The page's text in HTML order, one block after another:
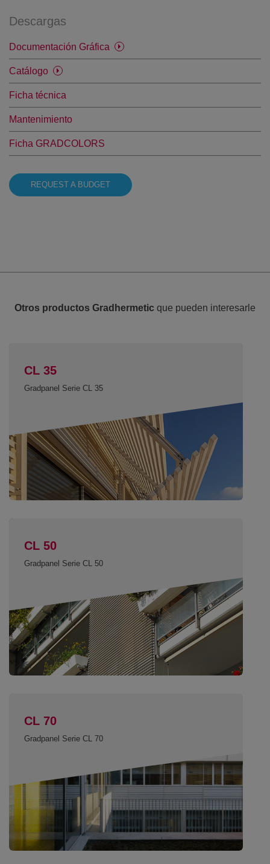
Descargas
Documentación Gráfica
Catálogo
Ficha técnica
Mantenimiento
Ficha GRADCOLORS
REQUEST A BUDGET
Otros productos Gradhermetic que pueden interesarle
CL 35
Gradpanel Serie CL 35
CL 50
Gradpanel Serie CL 50
CL 70
Gradpanel Serie CL 70